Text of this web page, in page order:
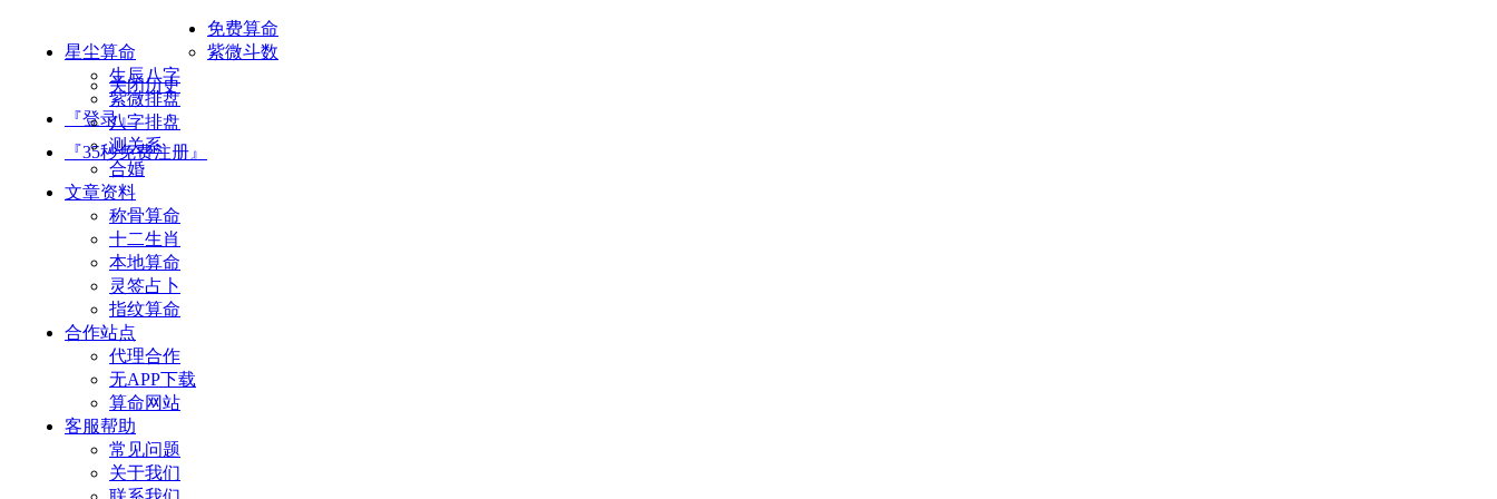
星尘算命
关闭历史
『登录』
『35秒免费注册』
免费算命
紫微斗数
生辰八字
紫微排盘
八字排盘
测关系
合婚
文章资料
称骨算命
十二生肖
本地算命
灵签占卜
指纹算命
合作站点
代理合作
无APP下载
算命网站
客服帮助
常见问题
关于我们